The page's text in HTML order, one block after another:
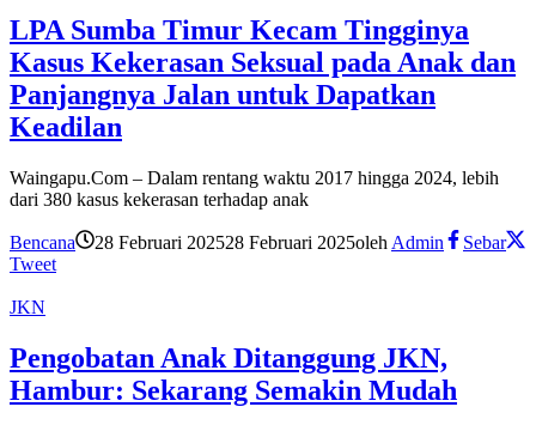
LPA Sumba Timur Kecam Tingginya
Kasus Kekerasan Seksual pada Anak dan
Panjangnya Jalan untuk Dapatkan
Keadilan
Waingapu.Com – Dalam rentang waktu 2017 hingga 2024, lebih
dari 380 kasus kekerasan terhadap anak
Bencana 28 Februari 202528 Februari 2025oleh Admin
Sebar
Tweet
JKN
Pengobatan Anak Ditanggung JKN,
Hambur: Sekarang Semakin Mudah